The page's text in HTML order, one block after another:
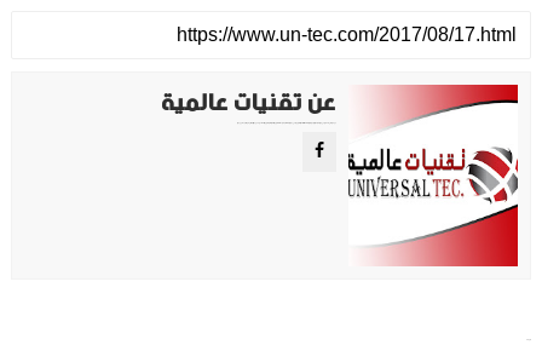
عن تقنيات عالمية